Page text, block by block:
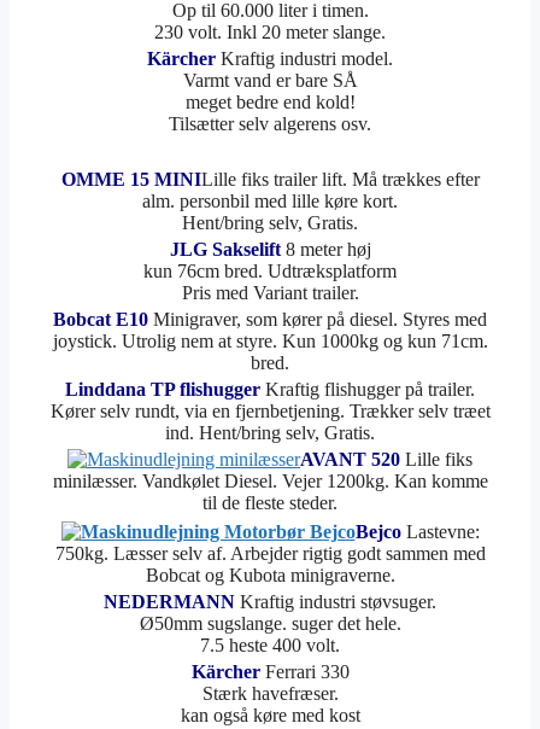
Op til 60.000 liter i timen.
230 volt. Inkl 20 meter slange.
Kärcher Kraftig industri model.
Varmt vand er bare SÅ
meget bedre end kold!
Tilsætter selv algerens osv.
OMME 15 MINILille fiks trailer lift. Må trækkes efter
alm. personbil med lille køre kort.
Hent/bring selv, Gratis.
JLG Sakselift 8 meter høj
kun 76cm bred. Udtræksplatform
Pris med Variant trailer.
Bobcat E10 Minigraver, som kører på diesel. Styres med
joystick. Utrolig nem at styre. Kun 1000kg og kun 71cm.
bred.
Linddana TP flishugger Kraftig flishugger på trailer.
Kører selv rundt, via en fjernbetjening. Trækker selv træet
ind. Hent/bring selv, Gratis.
AVANT 520 Lille fiks
minilæsser. Vandkølet Diesel. Vejer 1200kg. Kan komme
til de fleste steder.
Bejco Lastevne:
750kg. Læsser selv af. Arbejder rigtig godt sammen med
Bobcat og Kubota minigraverne.
NEDERMANN Kraftig industri støvsuger.
Ø50mm sugslange. suger det hele.
7.5 heste 400 volt.
Kärcher Ferrari 330
Stærk havefræser.
kan også køre med kost